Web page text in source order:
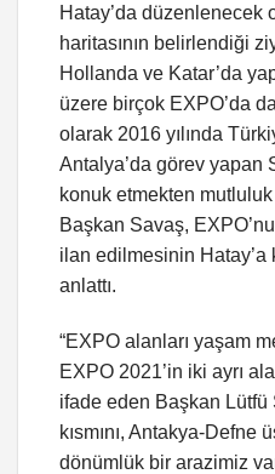
Hatay’da düzenlenecek
haritasının belirlendiği
Hollanda ve Katar’da
üzere birçok EXPO’da
olarak 2016 yılında
Antalya’da görev yapan
konuk etmekten
Başkan Savaş,
ilan edilmesinin Hatay’a
anlattı.
“EXPO alanları yaşam
EXPO 2021’in iki ayrı
ifade eden Başkan Lütfü
kısmını, Antakya-Defne
dönümlük bir arazimiz